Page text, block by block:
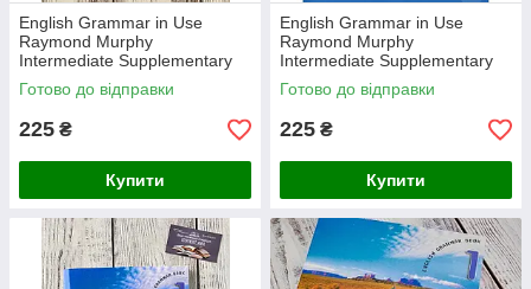
English Grammar in Use
Raymond Murphy
Intermediate Supplementary
Exercises 5th edition
Готово до відправки
225 ₴
Купити
English Grammar in Use
Raymond Murphy
Intermediate Supplementary
Exercises 5th edition
Металева пружина
Готово до відправки
225 ₴
Купити